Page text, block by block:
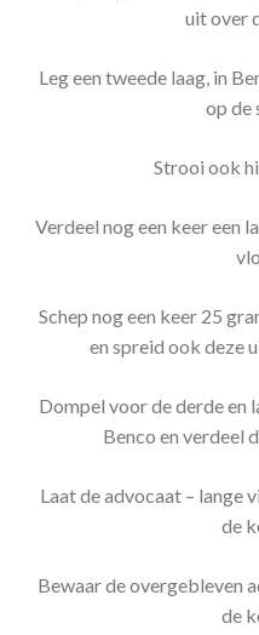
uit over
Leg een tweede laag, in
op de
Strooi ook
Verdeel nog een keer een
Schep nog een keer 25
en spreid ook deze
Dompel voor de derde en
Benco en verdeel
Laat de advocaat – lange
de
Bewaar de overgebleven
de